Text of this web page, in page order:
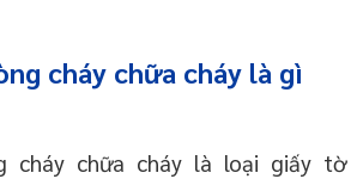
cháy chữa cháy là gì
cháy chữa cháy là loại giấy tờ